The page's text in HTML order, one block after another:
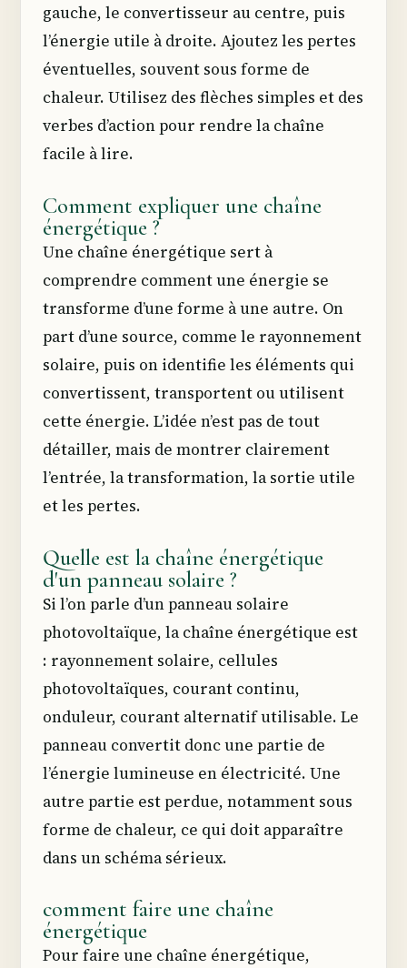
gauche, le convertisseur au centre, puis
l’énergie utile à droite. Ajoutez les pertes
éventuelles, souvent sous forme de
chaleur. Utilisez des flèches simples et des
verbes d’action pour rendre la chaîne
facile à lire.
Comment expliquer une chaîne
énergétique ?
Une chaîne énergétique sert à
comprendre comment une énergie se
transforme d’une forme à une autre. On
part d’une source, comme le rayonnement
solaire, puis on identifie les éléments qui
convertissent, transportent ou utilisent
cette énergie. L’idée n’est pas de tout
détailler, mais de montrer clairement
l’entrée, la transformation, la sortie utile
et les pertes.
Quelle est la chaîne énergétique
d'un panneau solaire ?
Si l’on parle d’un panneau solaire
photovoltaïque, la chaîne énergétique est
: rayonnement solaire, cellules
photovoltaïques, courant continu,
onduleur, courant alternatif utilisable. Le
panneau convertit donc une partie de
l’énergie lumineuse en électricité. Une
autre partie est perdue, notamment sous
forme de chaleur, ce qui doit apparaître
dans un schéma sérieux.
comment faire une chaîne
énergétique
Pour faire une chaîne énergétique,